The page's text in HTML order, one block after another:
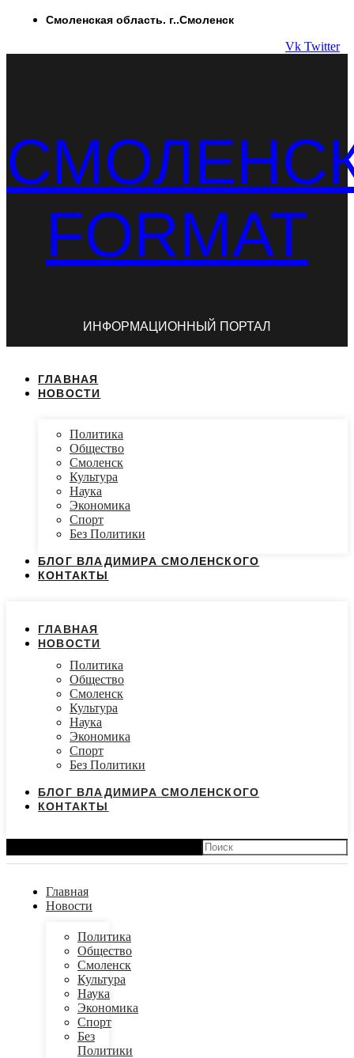
ПерейтиСмоленская область. г..Смоленск
Vk Twitter
FORMAT
ИНФОРМАЦИОННЫЙ ПОРТАЛ
ГЛАВНАЯ
НОВОСТИ
Политика
Общество
Смоленск
Культура
Наука
Экономика
Спорт
Без Политики
БЛОГ ВЛАДИМИРА СМОЛЕНСКОГО
КОНТАКТЫ
ГЛАВНАЯ
НОВОСТИ
Политика
Общество
Смоленск
Культура
Наука
Экономика
Спорт
Без Политики
БЛОГ ВЛАДИМИРА СМОЛЕНСКОГО
КОНТАКТЫ
Главная
Новости
Политика
Общество
Смоленск
Культура
Наука
Экономика
Спорт
Без
Политики